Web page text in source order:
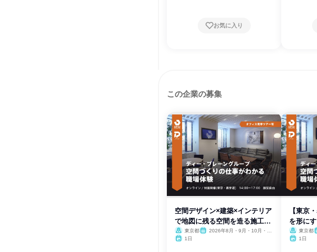
お気に入り
この企業の募集
空間デザイン×建築×インテリア
で地図に残る空間を造る施工管
理 東京都
2026年8月・9月・10月・11
1日
【東京
を形に
東京都
1日